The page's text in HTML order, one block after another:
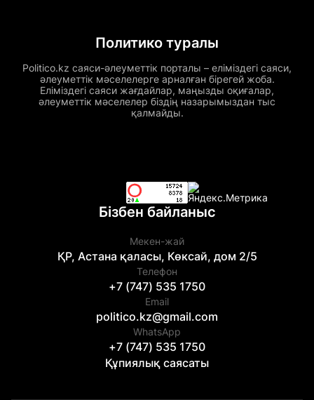
Политико туралы
Politico.kz саяси-әлеуметтік порталы – еліміздегі саяси,
әлеуметтік мәселелерге арналған бірегей жоба.
Еліміздегі саяси жағдайлар, маңызды оқиғалар,
әлеуметтік мәселелер біздің назарымыздан тыс
қалмайды.
Бізбен байланыс
Мекен-жай
ҚР, Астана қаласы, Көксай, дом 2/5
Телефон
+7 (747) 535 1750
Email
politico.kz@gmail.com
WhatsApp
+7 (747) 535 1750
Құпиялық саясаты